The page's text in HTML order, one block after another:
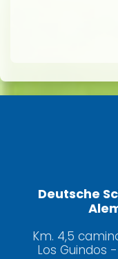
Deutsche
Km. 4,5
Los Guindos